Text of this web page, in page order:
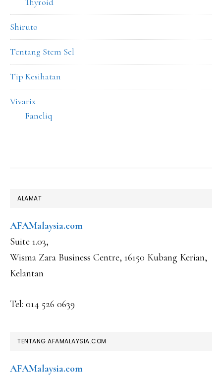
Thyroid
Shiruto
Tentang Stem Sel
Tip Kesihatan
Vivarix
Faneliq
FOOTER
ALAMAT
AFAMalaysia.com
Suite 1.03,
Wisma Zara Business Centre, 16150 Kubang Kerian,
Kelantan
Tel: 014 526 0639
TENTANG AFAMALAYSIA.COM
AFAMalaysia.com